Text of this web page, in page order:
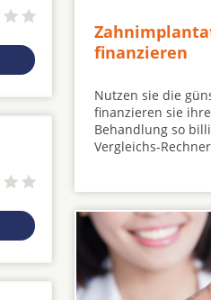
finanzieren
Nutzen sie die
finanzieren sie
Behandlung so
Vergleichs-